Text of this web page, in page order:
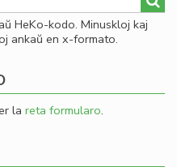
HeKo-kodo. Minuskloj kaj
ankaŭ en x-formato.
la reta formularo.